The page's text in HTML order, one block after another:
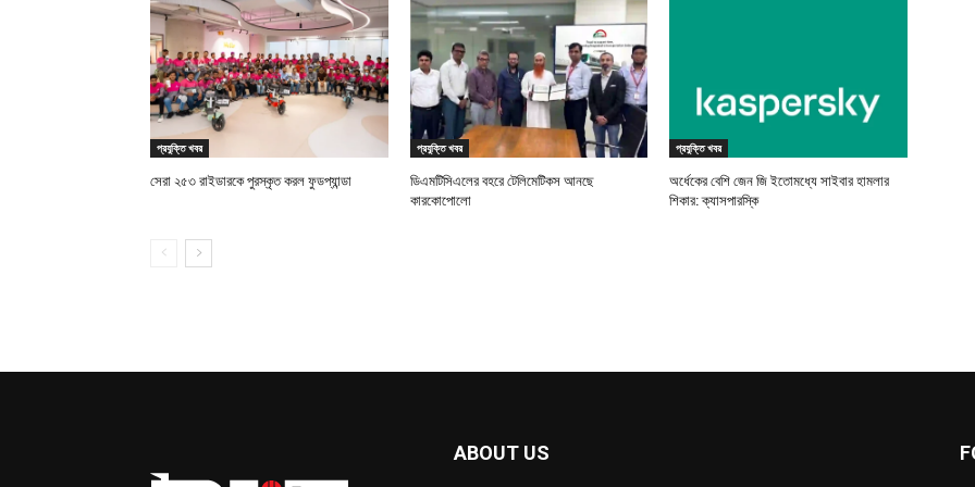
প্রযুক্তি খবর
সেরা ২৫৩ রাইডারকে পুরস্কৃত করল ফুডপ্যান্ডা
প্রযুক্তি খবর
ডিএমটিসিএলের বহরে টেলিমেটিকস আনছে
কারকোপোলো
প্রযুক্তি খবর
অর্ধেকের বেশি জেন জি ইতোমধ্যে সাইবার হামলার
শিকার: ক্যাসপারস্কি
ABOUT US